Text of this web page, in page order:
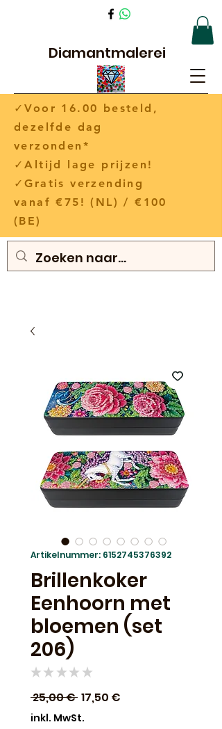
Diamantmalerei
✓Voor 16.00 besteld,
dezelfde dag
verzonden*
✓Altijd lage prijzen!
✓Gratis verzending
vanaf €75! (NL) / €100
(BE)
Artikelnummer: 6152745376392
Brillenkoker
Eenhoorn met
bloemen (set
206)
★ ★ ★ ★ ★
25,00 € Standardpreis
17,50 €
inkl. MwSt.